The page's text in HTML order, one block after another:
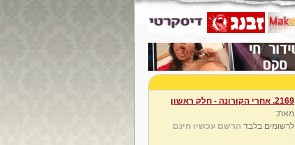
2169. אחרי הקורונה - חלק ראשון
מאת:
לרשומים בלבד הרשם עכשיו חינם